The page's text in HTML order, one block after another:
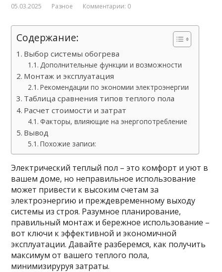
05.03.2025 Разное Комментарии: 0
Содержание:
Выбор системы обогрева
Дополнительные функции и возможности
Монтаж и эксплуатация
Рекомендации по экономии электроэнергии
Таблица сравнения типов теплого пола
Расчет стоимости и затрат
Факторы, влияющие на энергопотребление
Вывод
Похожие записи:
Электрический теплый пол – это комфорт и уют в
вашем доме, но неправильное использование
может привести к высоким счетам за
электроэнергию и преждевременному выходу
системы из строя. Разумное планирование,
правильный монтаж и бережное использование –
вот ключи к эффективной и экономичной
эксплуатации. Давайте разберемся, как получить
максимум от вашего теплого пола,
минимизируруя затраты.